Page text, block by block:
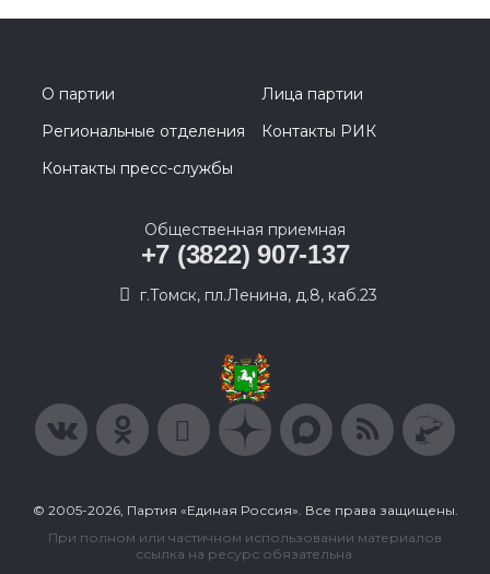
О партии
Лица партии
Региональные отделения
Контакты РИК
Контакты пресс-службы
Общественная приемная
+7 (3822) 907-137
г.Томск, пл.Ленина, д.8, каб.23
© 2005-2026, Партия «Единая Россия». Все права защищены.
При полном или частичном использовании материалов
ссылка на ресурс обязательна.